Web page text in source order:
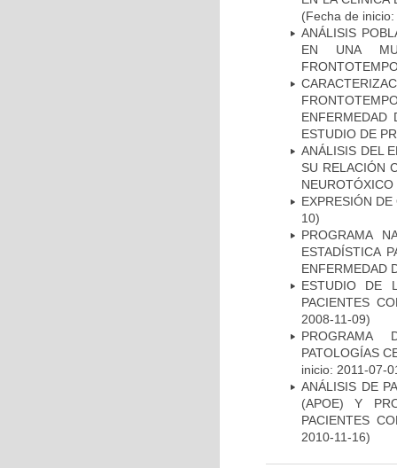
(Fecha de
ANÁLISIS
EN UNA
ENFERMEDAD
ESTUDIO DE
ANÁLISIS DEL
SU RELACIÓN
NEUROTÓXICO
EXPRESIÓN
10)
PROGRAMA
ESTADÍSTICA
ENFERMEDAD
ESTUDIO DE
PACIENTES
2008-11-09)
PROGRAMA
PATOLOGÍAS
inicio: 2011-07-
ANÁLISIS DE
(APOE) Y
PACIENTES
2010-11-16)